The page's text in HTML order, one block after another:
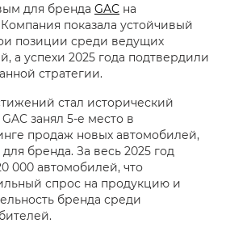
для бренда GAC на
показала устойчивый
позиции среди ведущих
а успехи 2025 года подтвердили
стратегии.
стал исторический
занял 5-е место в
продаж новых автомобилей,
бренда. За весь 2025 год
000 автомобилей, что
спрос на продукцию и
бренда среди